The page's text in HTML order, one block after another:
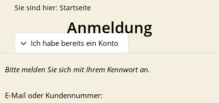
Sie sind hier: Startseite
Anmeldung
Ich habe bereits ein Konto
Bitte melden Sie sich mit Ihrem Kennwort an.
E-Mail oder Kundennummer: